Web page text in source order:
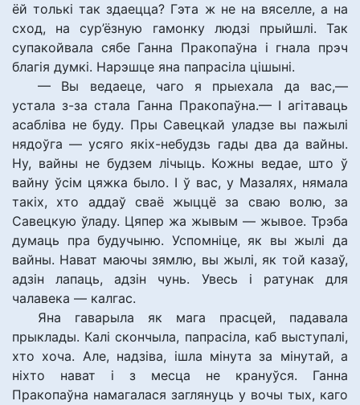
ёй толькі так здаецца? Гэта ж не на вяселле, а на
сход, на сур’ёзную гамонку людзі прыйшлі. Так
супакойвала сябе Ганна Пракопаўна і гнала прэч
благія думкі. Нарэшце яна папрасіла цішыні.
— Вы ведаеце, чаго я прыехала да вас,—
устала з-за стала Ганна Пракопаўна.— І агітаваць
асабліва не буду. Пры Савецкай уладзе вы пажылі
нядоўга — усяго якіх-небудзь гады два да вайны.
Ну, вайны не будзем лічыць. Кожны ведае, што ў
вайну ўсім цяжка было. І ў вас, у Мазалях, нямала
такіх, хто аддаў сваё жыццё за сваю волю, за
Савецкую ўладу. Цяпер жа жывым — жывое. Трэба
думаць пра будучыню. Успомніце, як вы жылі да
вайны. Нават маючы зямлю, вы жылі, як той казаў,
адзін лапаць, адзін чунь. Увесь і ратунак для
чалавека — калгас.
Яна гаварыла як мага прасцей, падавала
прыклады. Калі скончыла, папрасіла, каб выступалі,
хто хоча. Але, надзіва, ішла мінута за мінутай, а
ніхто нават і з месца не крануўся. Ганна
Пракопаўна намагалася заглянуць у вочы тых, каго